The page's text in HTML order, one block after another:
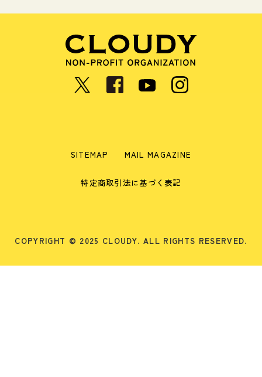
SITEMAP MAIL MAGAZINE
特定商取引法に基づく表記
COPYRIGHT © 2025 CLOUDY. ALL RIGHTS RESERVED.